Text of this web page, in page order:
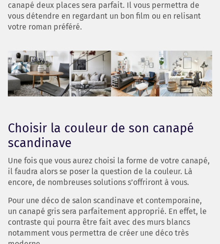
canapé deux places sera parfait. Il vous permettra de
vous détendre en regardant un bon film ou en relisant
votre roman préféré.
Choisir la couleur de son canapé
scandinave
Une fois que vous aurez choisi la forme de votre canapé,
il faudra alors se poser la question de la couleur. Là
encore, de nombreuses solutions s’offriront à vous.
Pour une déco de salon scandinave et contemporaine,
un canapé gris sera parfaitement approprié. En effet, le
contraste qui pourra être fait avec des murs blancs
notamment vous permettra de créer une déco très